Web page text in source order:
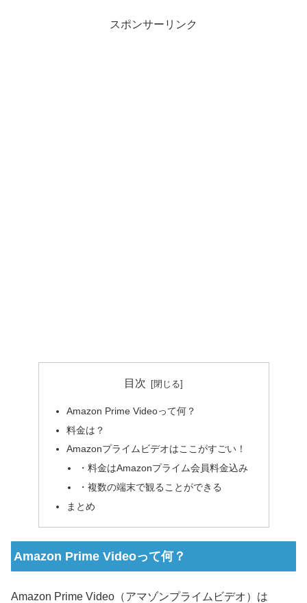
スポンサーリンク
目次
Amazon Prime Videoって何？
料金は？
Amazonプライムビデオはここがすごい！
・料金はAmazonプライム会員料金込み
・複数の端末で観ることができる
まとめ
Amazon Prime Videoって何？
Amazon Prime Video（アマゾンプライムビデオ）は